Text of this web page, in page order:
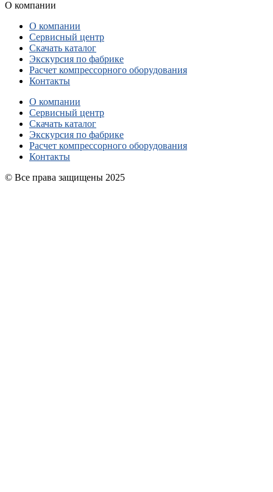
О компании
О компании
Сервисный центр
Скачать каталог
Экскурсия по фабрике
Расчет компрессорного оборудования
Контакты
О компании
Сервисный центр
Скачать каталог
Экскурсия по фабрике
Расчет компрессорного оборудования
Контакты
© Все права защищены 2025